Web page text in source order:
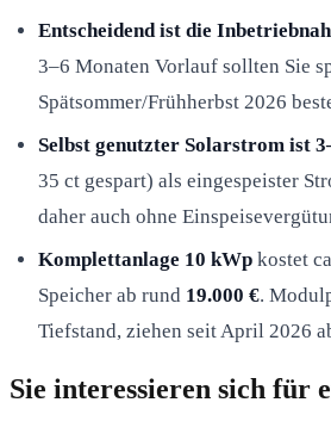
Entscheidend ist die
3–6 Monaten Vorlauf sollten Sie
Spätsommer/Frühherbst 2026
Selbst genutzter Solarstrom ist
35 ct gespart) als eingespeister
daher auch ohne
Komplettanlage 10 kWp kostet
Speicher ab rund 19.000 €.
Tiefstand, ziehen seit April 2026
Sie interessieren sich für